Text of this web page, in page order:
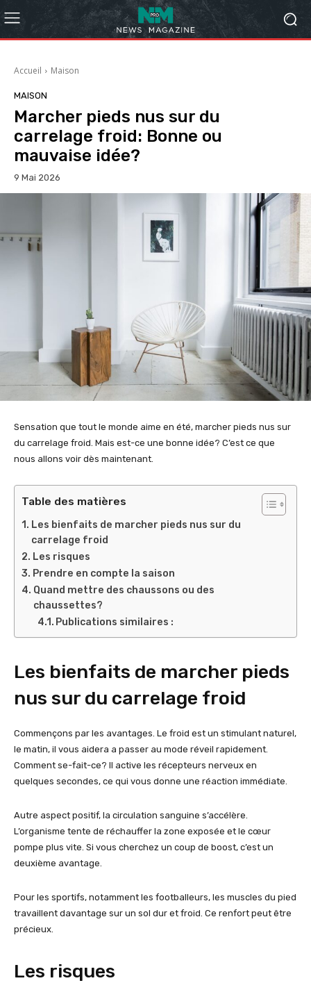
Accueil Maison
MAISON
Marcher pieds nus sur du
carrelage froid: Bonne ou
mauvaise idée?
9 Mai 2026
Sensation que tout le monde aime en été, marcher pieds nus sur
du carrelage froid. Mais est-ce une bonne idée? C’est ce que
nous allons voir dès maintenant.
Table des matières
Les bienfaits de marcher pieds nus sur du
carrelage froid
Les risques
Prendre en compte la saison
Quand mettre des chaussons ou des
chaussettes?
Publications similaires :
Les bienfaits de marcher pieds
nus sur du carrelage froid
Commençons par les avantages. Le froid est un stimulant naturel,
le matin, il vous aidera a passer au mode réveil rapidement.
Comment se-fait-ce? Il active les récepteurs nerveux en
quelques secondes, ce qui vous donne une réaction immédiate.
Autre aspect positif, la circulation sanguine s’accélère.
L’organisme tente de réchauffer la zone exposée et le cœur
pompe plus vite. Si vous cherchez un coup de boost, c’est un
deuxième avantage.
Pour les sportifs, notamment les footballeurs, les muscles du pied
travaillent davantage sur un sol dur et froid. Ce renfort peut être
précieux.
Les risques